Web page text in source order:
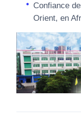
Confiance
Orient, en